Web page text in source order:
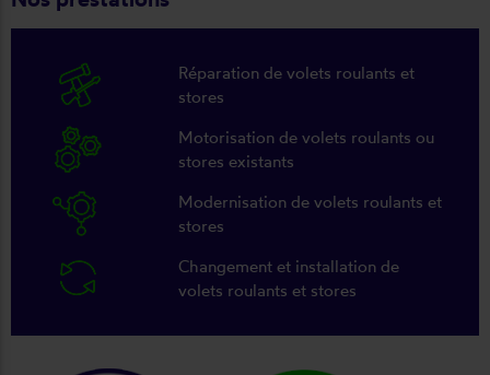
Réparation de volets roulants et
stores
Motorisation de volets roulants ou
stores existants
Modernisation de volets roulants et
stores
Changement et installation de
volets roulants et stores